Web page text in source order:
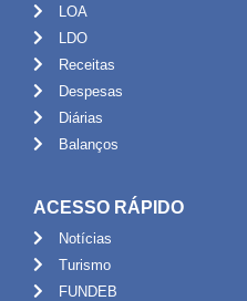
LOA
LDO
Receitas
Despesas
Diárias
Balanços
ACESSO RÁPIDO
Notícias
Turismo
FUNDEB